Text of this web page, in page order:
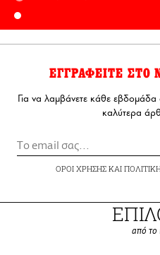
ΕΓΓΡΑΦΕΙΤΕ ΣΤΟ
Για να λαμβάνετε κάθε
καλύτερα
ΟΡΟΙ ΧΡΗΣΗΣΚΑΙ
από το